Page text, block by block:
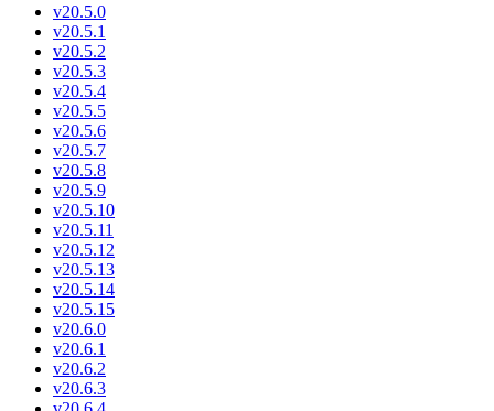
v20.5.0
v20.5.1
v20.5.2
v20.5.3
v20.5.4
v20.5.5
v20.5.6
v20.5.7
v20.5.8
v20.5.9
v20.5.10
v20.5.11
v20.5.12
v20.5.13
v20.5.14
v20.5.15
v20.6.0
v20.6.1
v20.6.2
v20.6.3